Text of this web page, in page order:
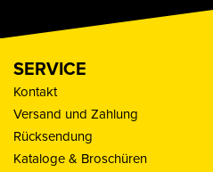
SERVICE
Kontakt
Versand und Zahlung
Rücksendung
Kataloge & Broschüren